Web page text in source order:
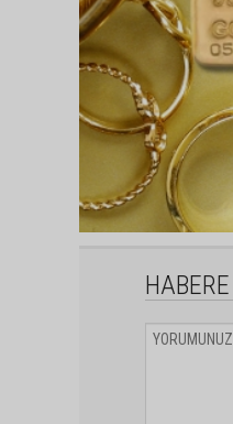
HABERE